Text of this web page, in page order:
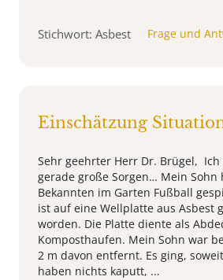
Stichwort: Asbest Frage und
Einschätzung
Sehr geehrter Herr Dr. Brügel,
gerade große Sorgen… Mein Sohn
Bekannten im Garten Fußball
ist auf eine Wellplatte aus Asbest
worden. Die Platte diente als
Komposthaufen. Mein Sohn war
2 m davon entfernt. Es ging,
haben nichts kaputt, ...